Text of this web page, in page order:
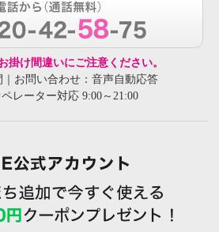
掛け間違いにご注意ください。
｜お問い合わせ：音声自動応答
レーター対応 9:00～21:00